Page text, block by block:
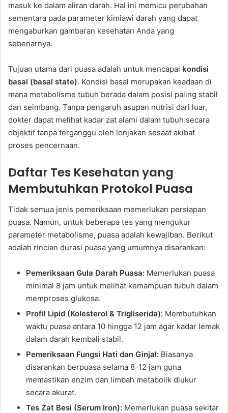
masuk ke dalam aliran darah. Hal ini memicu perubahan
sementara pada parameter kimiawi darah yang dapat
mengaburkan gambaran kesehatan Anda yang
sebenarnya.
Tujuan utama dari puasa adalah untuk mencapai kondisi
basal (basal state). Kondisi basal merupakan keadaan di
mana metabolisme tubuh berada dalam posisi paling stabil
dan seimbang. Tanpa pengaruh asupan nutrisi dari luar,
dokter dapat melihat kadar zat alami dalam tubuh secara
objektif tanpa terganggu oleh lonjakan sesaat akibat
proses pencernaan.
Daftar Tes Kesehatan yang
Membutuhkan Protokol Puasa
Tidak semua jenis pemeriksaan memerlukan persiapan
puasa. Namun, untuk beberapa tes yang mengukur
parameter metabolisme, puasa adalah kewajiban. Berikut
adalah rincian durasi puasa yang umumnya disarankan:
Pemeriksaan Gula Darah Puasa: Memerlukan puasa
minimal 8 jam untuk melihat kemampuan tubuh dalam
memproses glukosa.
Profil Lipid (Kolesterol & Trigliserida): Membutuhkan
waktu puasa antara 10 hingga 12 jam agar kadar lemak
dalam darah kembali stabil.
Pemeriksaan Fungsi Hati dan Ginjal: Biasanya
disarankan berpuasa selama 8-12 jam guna
memastikan enzim dan limbah metabolik diukur
secara akurat.
Tes Zat Besi (Serum Iron): Memerlukan puasa sekitar